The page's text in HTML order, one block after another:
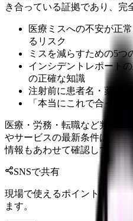
き合っている証拠であり、完
医療ミスへの不安が正
るリスク
ミスを減らすための5つ
インシデントレポート
の正確な知識
注射前に患者名・薬剤
「本当にこれで合って
医療・労務・転職など判断に
やサービスの最新条件は公的
情報もあわせて確認してくだ
SNSで共有
現場で使えるポイントを、同
ます。